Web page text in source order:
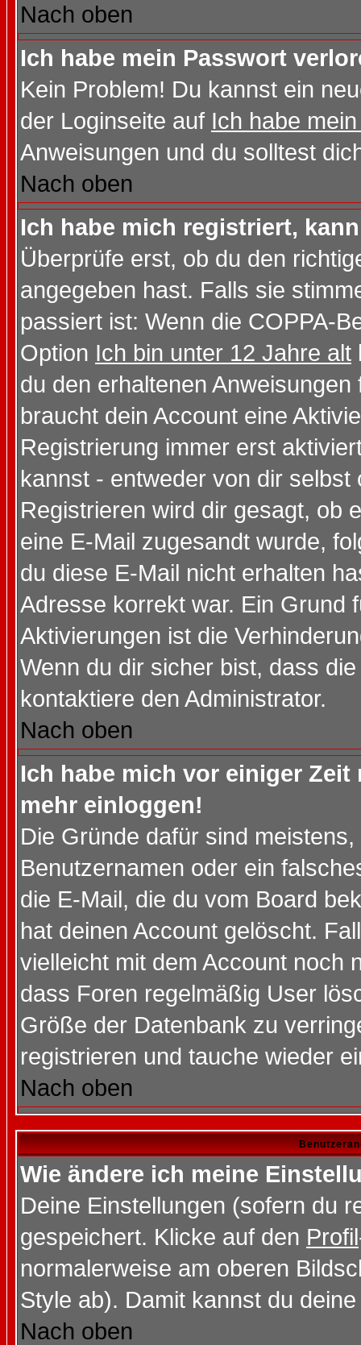
Nach oben
Ich habe mein Passwort
Kein Problem! Du kannst ein
der Loginseite auf Ich habe
Anweisungen und du solltest
Nach oben
Ich habe mich registriert,
Überprüfe erst, ob du den
angegeben hast. Falls sie
passiert ist: Wenn die COPPA-
Option Ich bin unter 12 Jahre alt
du den erhaltenen
braucht dein Account eine
Registrierung immer erst
kannst - entweder von dir selbst
Registrieren wird dir gesagt, ob
eine E-Mail zugesandt wurde,
du diese E-Mail nicht erhalten
Adresse korrekt war. Ein Grund
Aktivierungen ist die
Wenn du dir sicher bist, dass
kontaktiere den Administrator.
Nach oben
Ich habe mich vor einiger
mehr einloggen!
Die Gründe dafür sind
Benutzernamen oder ein
die E-Mail, die du vom Board
hat deinen Account gelöscht.
vielleicht mit dem Account noch
dass Foren regelmäßig User
Größe der Datenbank zu
registrieren und tauche wieder
Nach oben
Wie ändere ich meine
Deine Einstellungen (sofern du
gespeichert. Klicke auf den Profil
normalerweise am oberen
Style ab). Damit kannst du
Nach oben